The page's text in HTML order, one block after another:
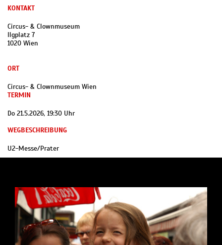
KONTAKT
Circus- & Clownmuseum
Ilgplatz 7
1020 Wien
ORT
Circus- & Clownmuseum Wien
TERMIN
Do 21.5.2026, 19:30 Uhr
WEGBESCHREIBUNG
U2-Messe/Prater